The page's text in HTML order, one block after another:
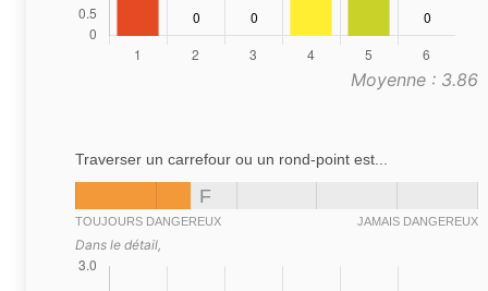
Moyenne : 3.86
Traverser un carrefour ou un rond-point est...
F
TOUJOURS DANGEREUX JAMAIS DANGEREUX
Dans le détail,